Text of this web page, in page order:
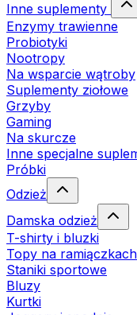
Inne suplementy
Enzymy trawienne
Probiotyki
Nootropy
Na wsparcie wątroby
Suplementy ziołowe
Grzyby
Gaming
Na skurcze
Inne specjalne
Próbki
Odzież
Damska odzież
T-shirty i bluzki
Topy na ramiączkach
Staniki sportowe
Bluzy
Kurtki